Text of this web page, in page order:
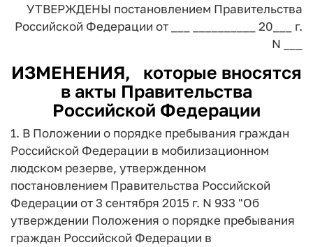
УТВЕРЖДЕНЫ постановлением Правительства
Российской Федерации от ___ __________ 20___ г.
N ___
ИЗМЕНЕНИЯ,
которые вносятся
в акты Правительства
Российской Федерации
1. В Положении о порядке пребывания граждан
Российской Федерации в мобилизационном
людском резерве, утвержденном
постановлением Правительства Российской
Федерации от 3 сентября 2015 г. N 933 "Об
утверждении Положения о порядке пребывания
граждан Российской Федерации в